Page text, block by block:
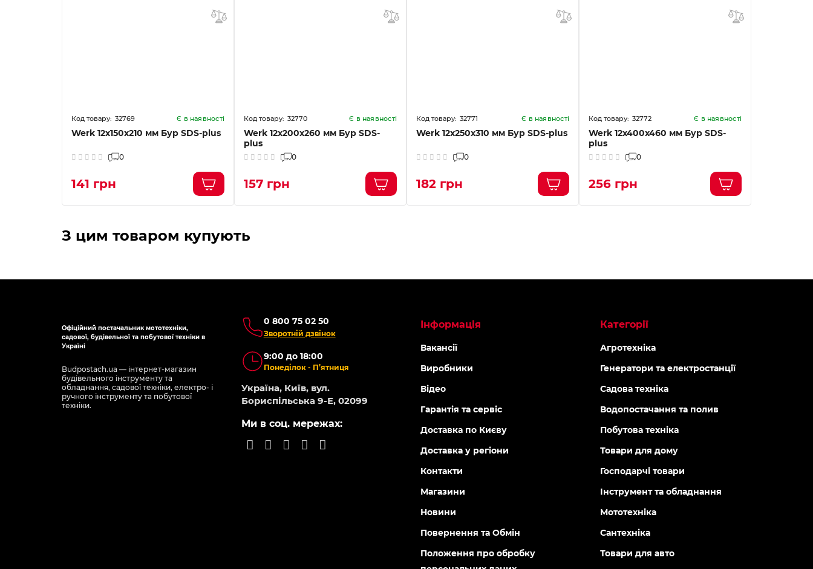
32769 Є в наявності
Werk 12х150x210 мм Бур SDS-plus
0
141 грн
32770 Є в наявності
Werk 12х200x260 мм Бур SDS-
plus
0
157 грн
32771 Є в наявності
Werk 12х250x310 мм Бур SDS-plus
0
182 грн
32772 Є в наявності
Werk 12х400x460 мм Бур SDS-
plus
0
256 грн
З цим товаром купують
Офіційний постачальник мототехніки,
садової, будівельної та побутової техніки в
Україні
Budpostach.ua — інтернет-магазин
будівельного інструменту та
обладнання, садової техніки, електро- і
ручного інструменту та побутової
техніки.
0 800 75 02 50
Зворотній дзвінок
9:00 до 18:00
Понеділок - П’ятниця
Україна, Київ, вул.
Бориспільська 9-Е, 02099
Ми в соц. мережах:
Інформація
Вакансії
Виробники
Відео
Гарантія та сервіс
Доставка по Києву
Доставка у регіони
Контакти
Магазини
Новини
Повернення та Обмін
Положення про обробку
Категорії
Агротехніка
Генератори та електростанції
Садова техніка
Водопостачання та полив
Побутова техніка
Товари для дому
Господарчі товари
Інструмент та обладнання
Мототехніка
Сантехніка
Товари для авто